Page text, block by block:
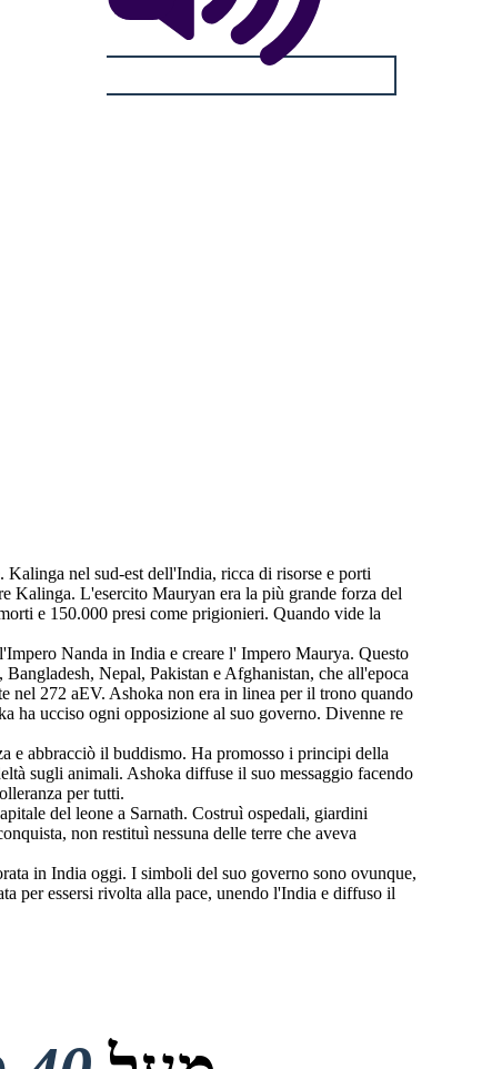
nel sud-est dell'India, ricca di risorse e porti
Kalinga. L'esercito Mauryan era la più grande forza del
e 150.000 presi come prigionieri. Quando vide la
Nanda in India e creare l' Impero Maurya. Questo
Nepal, Pakistan e Afghanistan, che all'epoca
nel 272 aEV. Ashoka non era in linea per il trono quando
ha ucciso ogni opposizione al suo governo. Divenne re
e abbracciò il buddismo. Ha promosso i principi della
sugli animali. Ashoka diffuse il suo messaggio facendo
per tutti.
del leone a Sarnath. Costruì ospedali, giardini
non restituì nessuna delle terre che aveva
in India oggi. I simboli del suo governo sono ovunque,
per essersi rivolta alla pace, unendo l'India e diffuso il